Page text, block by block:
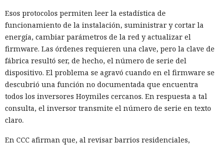
Esos protocolos permiten leer la estadística de
funcionamiento de la instalación, suministrar y cortar la
energía, cambiar parámetros de la red y actualizar el
firmware. Las órdenes requieren una clave, pero la clave de
fábrica resultó ser, de hecho, el número de serie del
dispositivo. El problema se agravó cuando en el firmware se
descubrió una función no documentada que encuentra
todos los inversores Hoymiles cercanos. En respuesta a tal
consulta, el inversor transmite el número de serie en texto
claro.
En CCC afirman que, al revisar barrios residenciales,